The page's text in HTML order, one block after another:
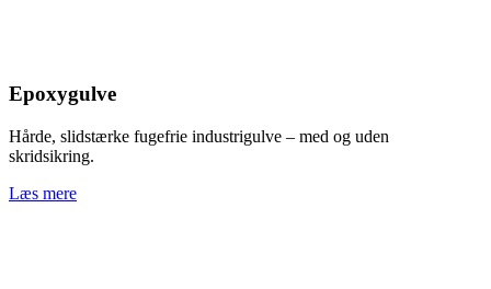
Epoxygulve
Hårde, slidstærke fugefrie industrigulve – med og uden
skridsikring.
Læs mere